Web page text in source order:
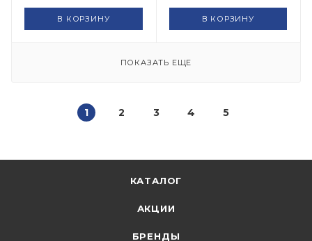
В КОРЗИНУ В КОРЗИНУ
ПОКАЗАТЬ ЕЩЕ
1 2 3 4 5
КАТАЛОГ
АКЦИИ
БРЕНДЫ